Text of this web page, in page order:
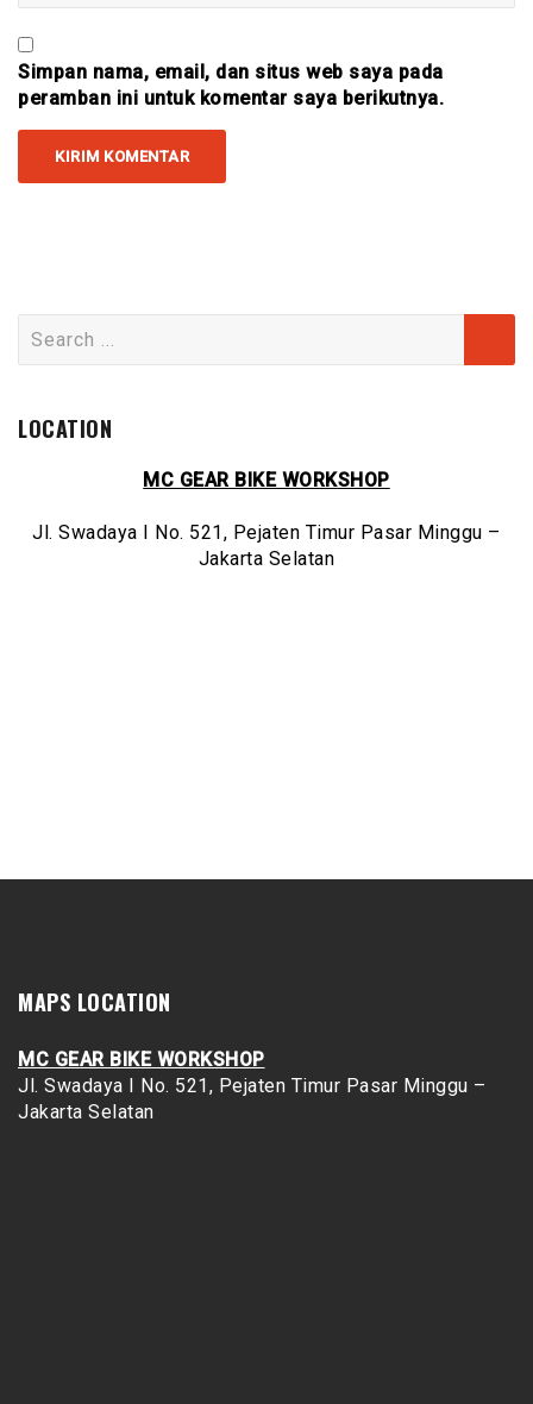
Simpan nama, email, dan situs web saya pada
peramban ini untuk komentar saya berikutnya.
for:
LOCATION
MC GEAR BIKE WORKSHOP
Jl. Swadaya I No. 521, Pejaten Timur Pasar Minggu –
Jakarta Selatan
MAPS LOCATION
MC GEAR BIKE WORKSHOP
Jl. Swadaya I No. 521, Pejaten Timur Pasar Minggu –
Jakarta Selatan